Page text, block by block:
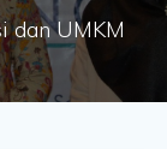
dan UMKM